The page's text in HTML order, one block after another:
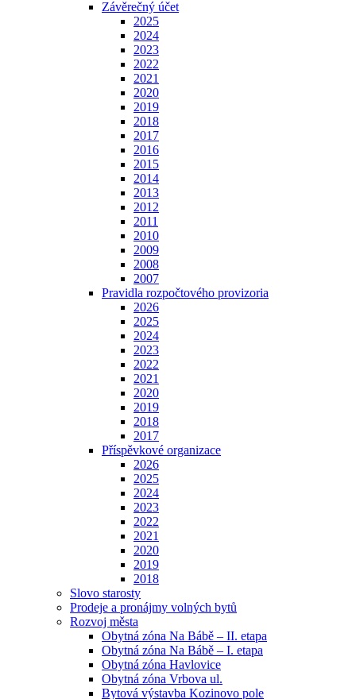
Závěrečný účet
2025
2024
2023
2022
2021
2020
2019
2018
2017
2016
2015
2014
2013
2012
2011
2010
2009
2008
2007
Pravidla rozpočtového provizoria
2026
2025
2024
2023
2022
2021
2020
2019
2018
2017
Příspěvkové organizace
2026
2025
2024
2023
2022
2021
2020
2019
2018
Slovo starosty
Prodeje a pronájmy volných bytů
Rozvoj města
Obytná zóna Na Bábě – II. etapa
Obytná zóna Na Bábě – I. etapa
Obytná zóna Havlovice
Obytná zóna Vrbova ul.
Bytová výstavba Kozinovo pole